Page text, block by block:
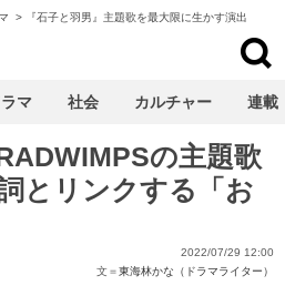
> 『石子と羽男』主題歌を最大限に生かす演出
の主題歌
とリンクする「お
2022/07/29 12:00
文＝東海林かな（ドラマライター）
ラマ 社会 カルチャー 連載